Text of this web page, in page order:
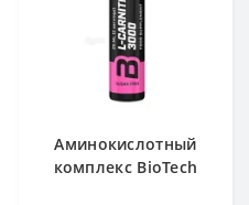
Аминокислотный
комплекс BioTech